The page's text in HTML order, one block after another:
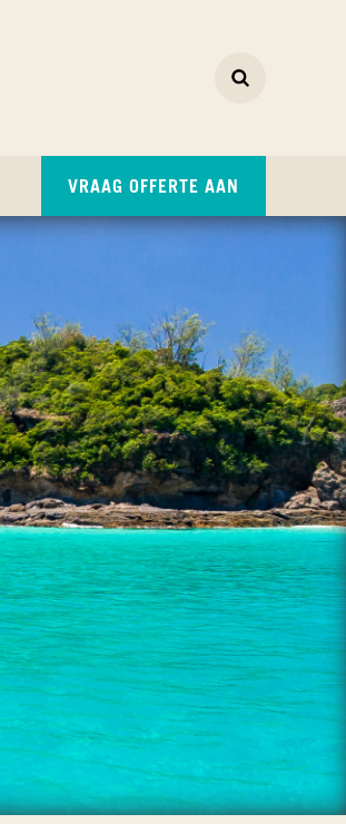
Zoeken
VRAAG OFFERTE AAN